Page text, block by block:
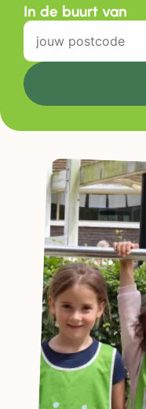
In de buurt van